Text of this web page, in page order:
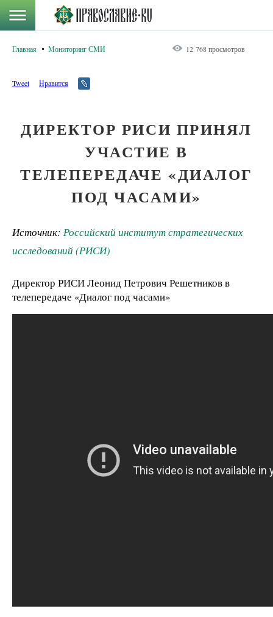
Главная Мониторинг СМИ 12 768 просмотров
Tweet Нравится
ДИРЕКТОР РИСИ ПРИНЯЛ
УЧАСТИЕ В
ТЕЛЕПЕРЕДАЧЕ «ДИАЛОГ
ПОД ЧАСАМИ»
Источник: Российский институт стратегических
исследований (РИСИ)
Директор РИСИ Леонид Петрович Решетников в
телепередаче «Диалог под часами»